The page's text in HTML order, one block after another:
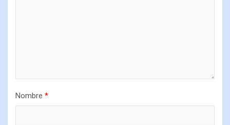
Nombre *